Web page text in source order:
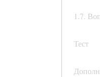
1.7.
Тест